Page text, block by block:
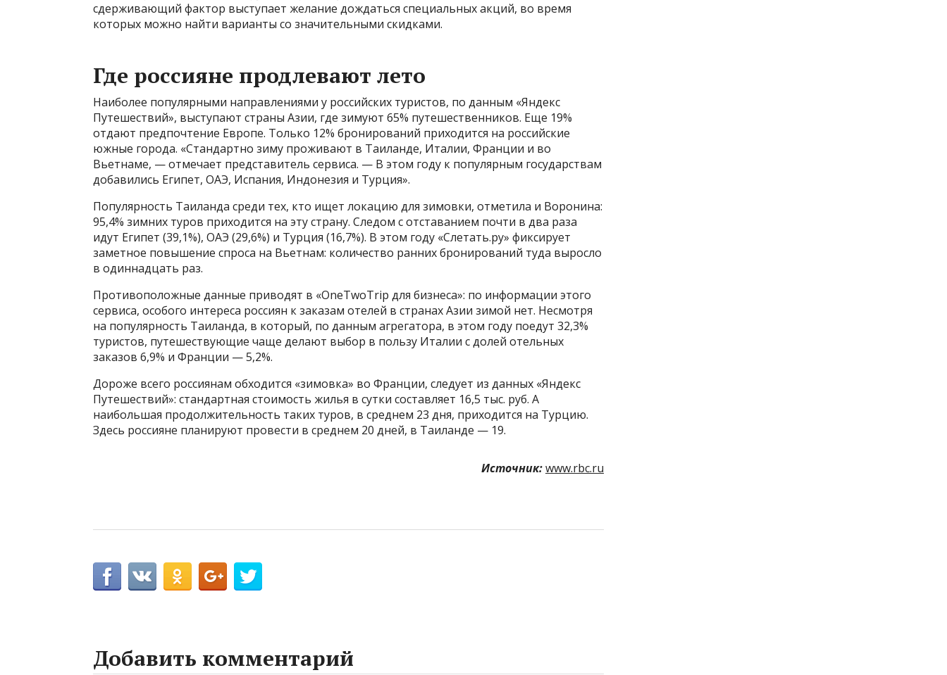
сдерживающий фактор выступает желание дождаться специальных акций, во время
которых можно найти варианты со значительными скидками.
Где россияне продлевают лето
Наиболее популярными направлениями у российских туристов, по данным «Яндекс
Путешествий», выступают страны Азии, где зимуют 65% путешественников. Еще 19%
отдают предпочтение Европе. Только 12% бронирований приходится на российские
южные города. «Стандартно зиму проживают в Таиланде, Италии, Франции и во
Вьетнаме, — отмечает представитель сервиса. — В этом году к популярным государствам
добавились Египет, ОАЭ, Испания, Индонезия и Турция».
Популярность Таиланда среди тех, кто ищет локацию для зимовки, отметила и Воронина:
95,4% зимних туров приходится на эту страну. Следом с отставанием почти в два раза
идут Египет (39,1%), ОАЭ (29,6%) и Турция (16,7%). В этом году «Слетать.ру» фиксирует
заметное повышение спроса на Вьетнам: количество ранних бронирований туда выросло
в одиннадцать раз.
Противоположные данные приводят в «OneTwoTrip для бизнеса»: по информации этого
сервиса, особого интереса россиян к заказам отелей в странах Азии зимой нет. Несмотря
на популярность Таиланда, в который, по данным агрегатора, в этом году поедут 32,3%
туристов, путешествующие чаще делают выбор в пользу Италии с долей отельных
заказов 6,9% и Франции — 5,2%.
Дороже всего россиянам обходится «зимовка» во Франции, следует из данных «Яндекс
Путешествий»: стандартная стоимость жилья в сутки составляет 16,5 тыс. руб. А
наибольшая продолжительность таких туров, в среднем 23 дня, приходится на Турцию.
Здесь россияне планируют провести в среднем 20 дней, в Таиланде — 19.
Источник:www.rbc.ru
Добавить комментарий